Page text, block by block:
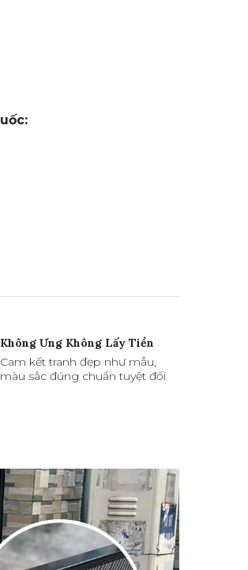
Không Ưng Không Lấy Tiền
Cam kết tranh đẹp như mẫu,
màu sắc đúng chuẩn tuyệt đối